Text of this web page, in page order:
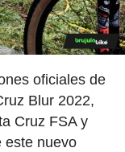
oficiales de
Blur 2022,
Cruz FSA y
este nuevo